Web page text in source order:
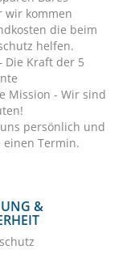
wir kommen
die beim
helfen.
Die Kraft der 5
Mission - Wir sind
persönlich und
einen Termin.
&